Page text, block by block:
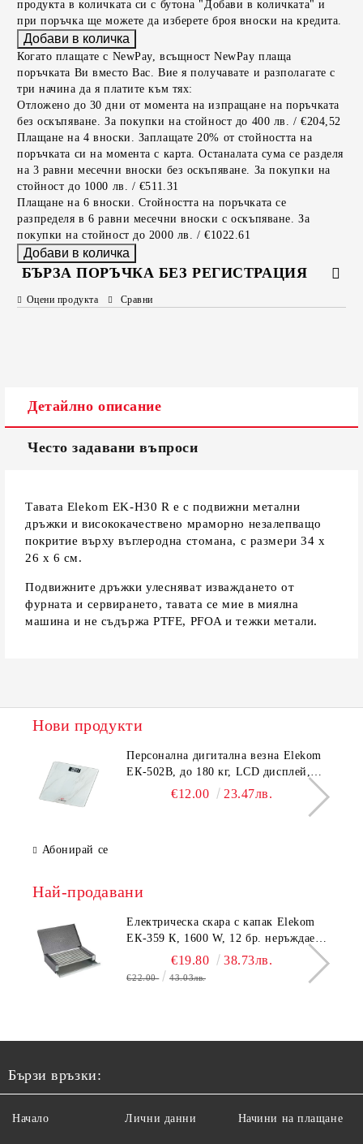
продукта в количката си с бутона "Добави в количката" и
при поръчка ще можете да изберете броя вноски на кредита.
Когато плащате с NewPay, всъщност NewPay плаща
поръчката Ви вместо Вас. Вие я получавате и разполагате с
три начина да я платите към тях:
Отложено до 30 дни от момента на изпращане на поръчката
без оскъпяване. За покупки на стойност до 400 лв. / €204,52
Плащане на 4 вноски. Заплащате 20% от стойността на
поръчката си на момента с карта. Останалата сума се разделя
на 3 равни месечни вноски без оскъпяване. За покупки на
стойност до 1000 лв. / €511.31
Плащане на 6 вноски. Стойността на поръчката се
разпределя в 6 равни месечни вноски с оскъпяване. За
покупки на стойност до 2000 лв. / €1022.61
БЪРЗА ПОРЪЧКА БЕЗ РЕГИСТРАЦИЯ
Съгласен съм с
Ние ще се свържем с вас в рамките на работния ден.
Оцени продукта Сравни
Детайлно описание
Често задавани въпроси
Тавата Elekom EK-H30 R е с подвижни метални
дръжки и висококачествено мраморно незалепващо
покритие върху въглеродна стомана, с размери 34 х
26 х 6 см.
Подвижните дръжки улесняват изваждането от
фурната и сервирането, тавата се мие в миялна
машина и не съдържа PTFE, PFOA и тежки метали.
Нови продукти
Персонална дигитална везна Elekom
ЕК-502B, до 180 кг, LCD дисплей,
Темперирано стъкло - 6.0 мм,
€12.00 23.47лв.
Абонирай се
Най-продавани
Електрическа скара с капак Elekom
ЕК-359 К, 1600 W, 12 бр. неръждаеми
тръбни нагревятеля
€19.80 38.73лв.
€22.00 43.03лв.
Бързи връзки:
Начало Лични данни Начини на плащане